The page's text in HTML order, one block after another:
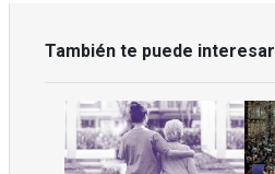
También te puede interesar